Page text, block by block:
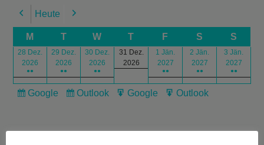
Previous
Heute Next
M T W T F S S
28 Dez.
2026
●●
29 Dez.
2026
●●
30 Dez.
2026
●●
31 Dez.
2026
1 Jän.
2027
●●
2 Jän.
2027
●●
3 Jän.
2027
●●
Subscribe
Google
Subscribe
Outlook
Export
Google
Export
Outlook